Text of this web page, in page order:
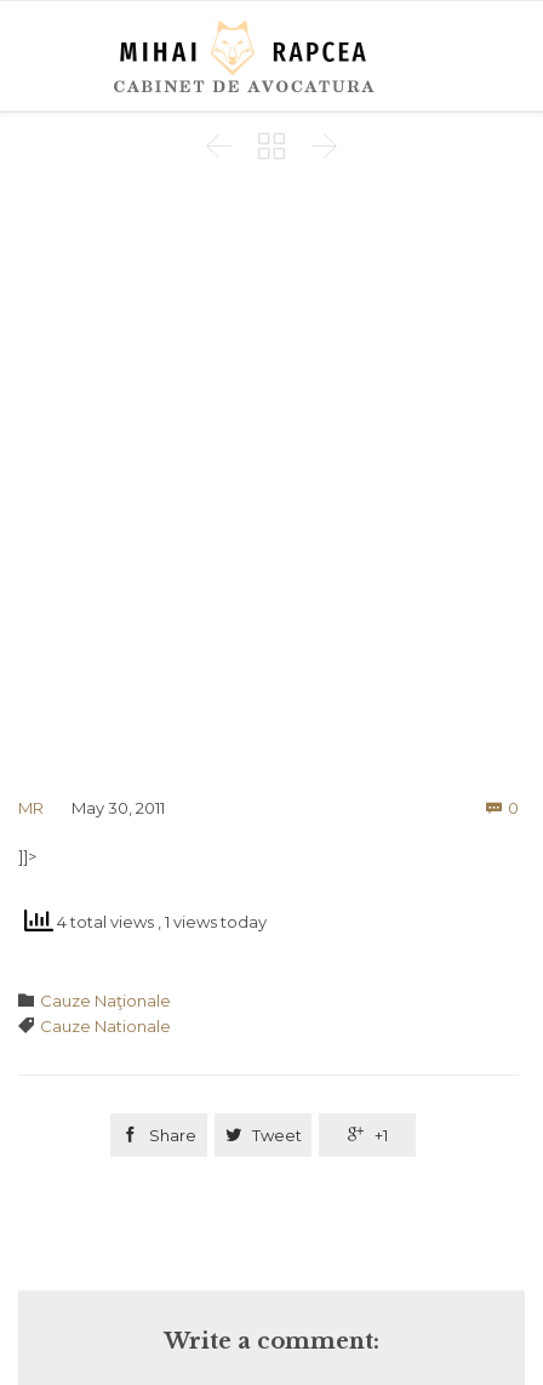
  
MR May 30, 2011  0
]]>
4 total views , 1 views today
 Category
Cauze Naţionale
 Tags
Cauze Nationale
 Share  Tweet  +1
Write a comment: